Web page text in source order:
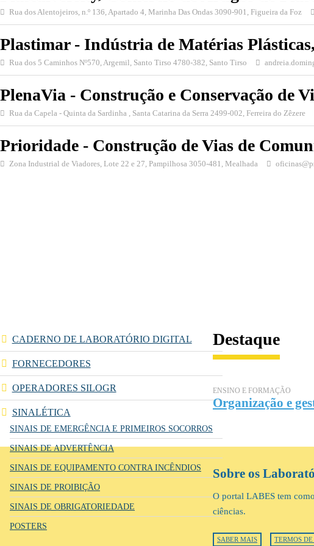
Rua dos Alentojeiros, n.º 136, Apartado 4, Marinha Das Ondas 3090-901, Figueira da Foz
Plastimar - Indústria de Matérias
Rua dos 5 Caminhos Nº570, Argemil, Santo Tirso 4780-382, Santo Tirso
PlenaVia - Construção e Conservação de
Rua da Capela - Quinta da Sardinha , Santa Catarina da Serra 2499-002, Ferreira do Zêzere
Prioridade - Construção de Vias de
Zona Industrial de Viadores, Lote 22 e 27, Pampilhosa 3050-481, Mealhada
CADERNO DE LABORATÓRIO DIGITAL
FORNECEDORES
OPERADORES SILOGR
SINALÉTICA
SINAIS DE EMERGÊNCIA E PRIMEIROS SOCORROS
SINAIS DE ADVERTÊNCIA
SINAIS DE EQUIPAMENTO CONTRA INCÊNDIOS
SINAIS DE PROIBIÇÃO
SINAIS DE OBRIGATORIEDADE
POSTERS
Destaque
ENSINO E FORMAÇÃO
Organização e
Sobre os
O portal LABES tem
ciências.
SABER MAIS TERMOS